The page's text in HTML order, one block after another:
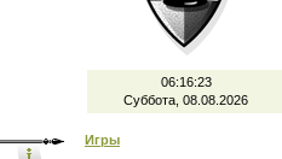
06:16:23
Суббота, 08.08.2026
Игры